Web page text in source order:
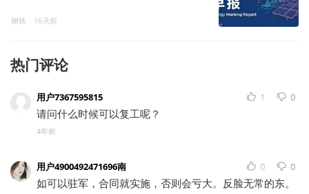
钢铁 16天前
热门评论
用户7367595815 1 0
请问什么时候可以复工呢？
4年前
用户4900492471696南 0 0
如可以驻军，合同就实施，否则会亏大。反脸无常的东。